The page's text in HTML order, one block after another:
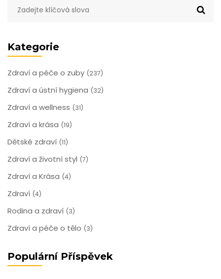
Kategorie
Zdraví a péče o zuby (237)
Zdraví a ústní hygiena (32)
Zdraví a wellness (31)
Zdraví a krása (19)
Dětské zdraví (11)
Zdraví a životní styl (7)
Zdraví a Krása (4)
Zdraví (4)
Rodina a zdraví (3)
Zdraví a péče o tělo (3)
Populární Příspěvek